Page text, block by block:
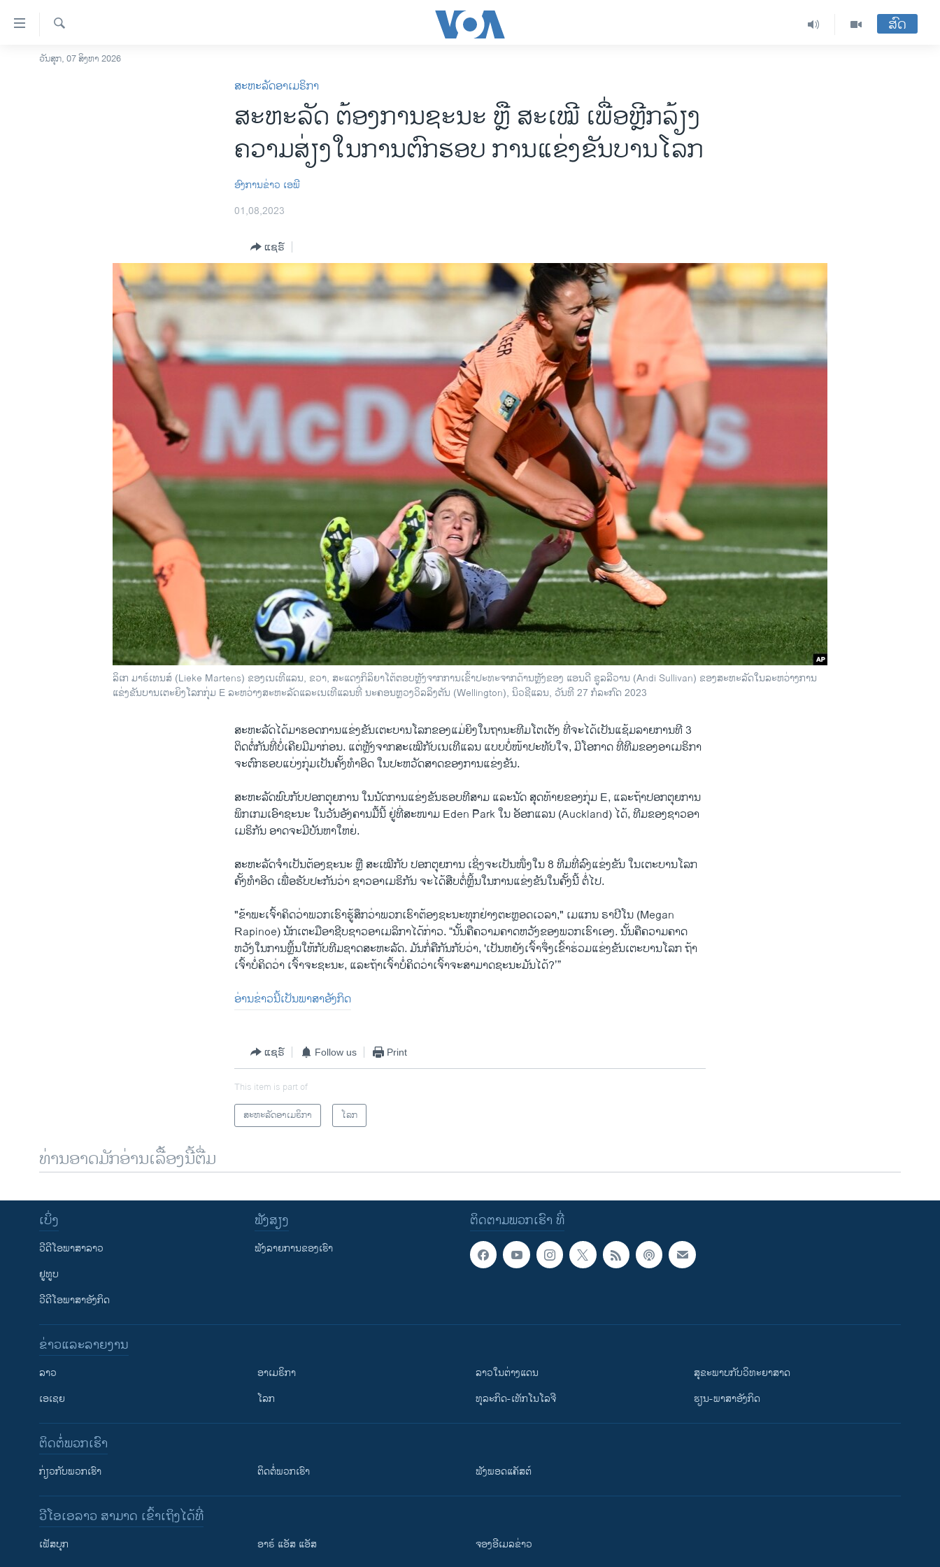
ລິ້ງ
ສຳຫລັບ
ໂຮມເພຈ
ວິທະຍາສາດ-ເທັກໂນໂລຈີ
ຄົ້ນຫາ
ສົດ
ວັນສຸກ, 07 ສິງຫາ 2026
ສະຫະລັດອາເມຣິກາ
ສະຫະລັດ ຕ້ອງການຊະນະ ຫຼື ສະເໝີ ເພື່ອຫຼີກລ້ຽງ
ຄວາມສ່ຽງໃນການຕົກຮອບ ການແຂ່ງຂັນບານໂລກ
​ອົງ​ການ​ຂ່າວ ເອ​ພີ
01,08,2023
ແຊຣ໌
ລິເກ ມາຣ໌ເທນສ໌ (Lieke Martens) ຂອງເນເທີແລນ, ຂວາ, ສະແດງກິລິຍາໂຕ້ຕອບຫຼັງຈາກການເຂົ້າປະທະຈາກດ້ານຫຼັງຂອງ ແອນດີ ຊູລລີວານ (Andi Sullivan) ຂອງສະຫະລັດໃນລະຫວ່າງການ
ແຂ່ງຂັນບານເຕະຍິງໂລກກຸ່ມ E ລະຫວ່າງສະຫະລັດແລະເນເທີແລນທີ່ ນະຄອນຫຼວງວິລລິງຕັນ (Wellington), ນິວຊີແລນ, ວັນທີ 27 ກໍລະກົດ 2023
ສະຫະລັດໄດ້ມາຮອດການແຂ່ງຂັນເຕະບານໂລກຂອງແມ່ຍິງໃນຖານະທີມໂຕເຕັງ ທີ່ຈະໄດ້ເປັນແຊ້ມລາຍການທີ 3
ຕິດຕໍ່ກັນທີ່ບໍ່ເຄີຍມີມາກ່ອນ. ​ແຕ່​ຫຼັງ​ຈາກສະເໝີກັບ​ເນ​ເທີ​ແລນ ແບບບໍ່ໜ້າປະທັບໃຈ, ​ມີ​ໂອ​ກາດ​ ​ທີ່ທີມຂອງອາ​ເມ​ຣິກາ​
ຈະຕົກຮອບແບ່ງກຸ່ມເປັນ​ຄັ້ງ​ທຳ​ອິດ ​ໃນ​ປະ​ຫວັດ​ສາດ​ຂອງການ​ແຂ່ງ​ຂັນ.
ສະຫະລັດພົບກັບປອກຕຸຍການ ໃນນັດການແຂ່ງຂັນຮອບທີສາມ ແລະນັດ ສຸດທ້າຍຂອງກຸ່ມ E, ແລະຖ້າປອກຕຸຍການ
ພິກເກມເອົາຊະນະ ໃນວັນອັງຄານມື້ນີ້ ຢູ່ທີ່ສະໜາມ Eden Park ໃນ ອັອກແລນ (Auckland) ໄດ້, ທີມຂອງຊາວອາ
ເມຣິກັນ ອາດຈະມີບັນຫາໃຫຍ່.
ສະຫະລັດຈຳເປັນຕ້ອງຊະນະ ຫຼື ສະເໝີກັບ ປອກຕຸຍການ ເຊິ່ງຈະເປັນໜຶ່ງໃນ 8 ທີມທີ່ລົງແຂ່ງຂັນ ໃນເຕະບານໂລກ
ຄັ້ງທຳອິດ ເພື່ອຮັບປະກັນວ່າ ຊາວອາເມຣິກັນ ຈະໄດ້ສືບຕໍ່ຫຼິ້ນໃນການແຂ່ງຂັນໃນຄັ້ງນີ້ ຕໍ່ໄປ.
"ຂ້າພະເຈົ້າຄິດວ່າພວກເຮົາຮູ້ສຶກວ່າພວກເຮົາຕ້ອງຊະນະທຸກຢ່າງຕະຫຼອດເວລາ," ເມແກນ ຣາປີໂນ (Megan
Rapinoe) ນັກເຕະມືອາຊີບຊາວອາເມລິກາໄດ້ກ່າວ. “ນັ້ນຄືຄວາມຄາດຫວັງຂອງພວກເຮົາເອງ. ນັ້ນຄືຄວາມຄາດ
ຫວັງໃນການຫຼິ້ນໃຫ້ກັບທີມຊາດສະຫະລັດ. ມັນກໍ່ຄືກັນກັບວ່າ, 'ເປັນຫຍັງເຈົ້າຈຶ່ງເຂົ້າຮ່ວມແຂ່ງຂັນເຕະບານໂລກ ຖ້າ
ເຈົ້າບໍ່ຄິດວ່າ ເຈົ້າຈະຊະນະ, ແລະຖ້າເຈົ້າບໍ່ຄິດວ່າເຈົ້າຈະສາມາດຊະນະມັນໄດ້?’”
ອ່ານຂ່າວນີ້ເປັນພາສາອັງກິດ
ແຊຣ໌ Follow us Print
This item is part of
ສະຫະລັດອາເມຣິກາ
ໂລກ
ທ່ານອາດມັກອ່ານເລື້ອງນີ້ຕື່ມ
ຕິດຕາມພວກເຮົາ ທີ່
ເບິ່ງ
ວີດີໂອພາສາລາວ
ຢູທູບ
ວີດີໂອພາສາອັງກິດ
ຟັງສຽງ
ຟັງລາຍການຂອງເຮົາ
ຂ່າວແລະລາຍງານ
ລາວ
ເອເຊຍ
ອາເມຣິກາ
ໂລກ
ລາວໃນຕ່າງແດນ
ທຸລະກິດ-ເທັກໂນໂລຈີ
ສຸຂະພາບກັບວິທະຍາສາດ
ຮຽນ-ພາສາອັງກິດ
ຕິດຕໍ່ພວກເຮົາ
ກ່ຽວກັບພວກເຮົາ ຕິດຕໍ່ພວກເຮົາ ຟັງພອດແຄັສຕ໌
ວີໂອເອລາວ ສາມາດ ເຂົ້າເຖິງໄດ້ທີ່
ເຟັສບຸກ ອາຣ໌ ແອັສ ແອັສ ຈອງອີເມລຂ່າວ